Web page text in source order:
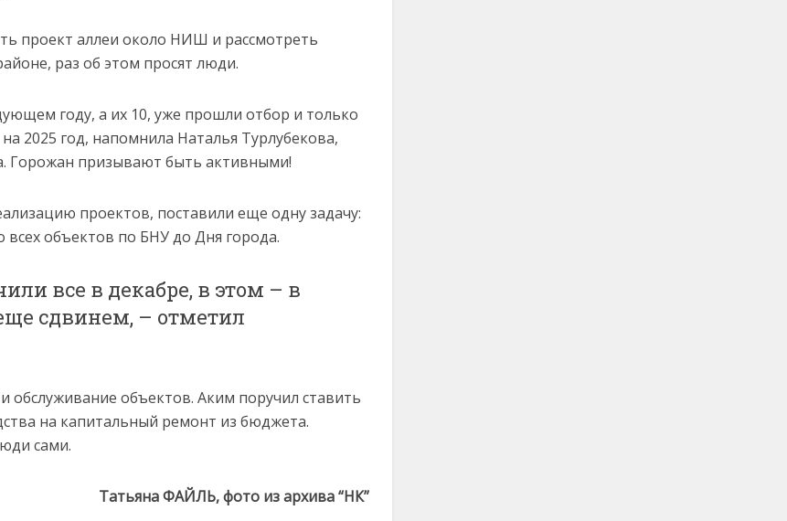
проект аллеи около НИШ и рассмотреть
раз об этом просят люди.
году, а их 10, уже прошли отбор и только
2025 год, напомнила Наталья Турлубекова,
Горожан призывают быть активными!
проектов, поставили еще одну задачу:
объектов по БНУ до Дня города.
все в декабре, в этом – в
сдвинем, – отметил
объектов. Аким поручил ставить
на капитальный ремонт из бюджета.
сами.
Татьяна ФАЙЛЬ, фото из архива “НК”